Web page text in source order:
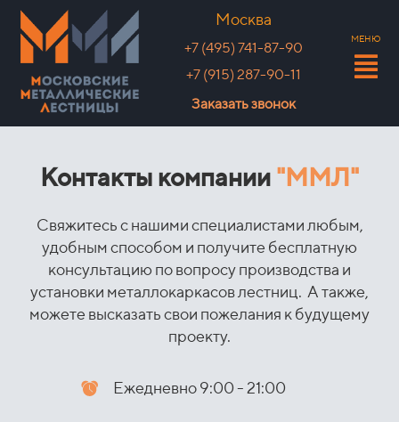
Москва
+7 (495) 741-87-90
+7 (915) 287-90-11
Заказать звонок
МЕНЮ
Контакты компании "ММЛ"
Свяжитесь с нашими специалистами любым,
удобным способом и получите бесплатную
консультацию по вопросу производства и
установки металлокаркасов лестниц. А также,
можете высказать свои пожелания к будущему
проекту.
Ежедневно 9:00 - 21:00